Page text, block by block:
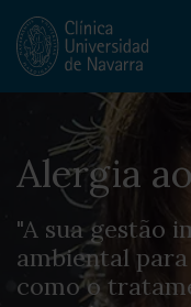
Alergia
"A sua gestão
ambiental
como o